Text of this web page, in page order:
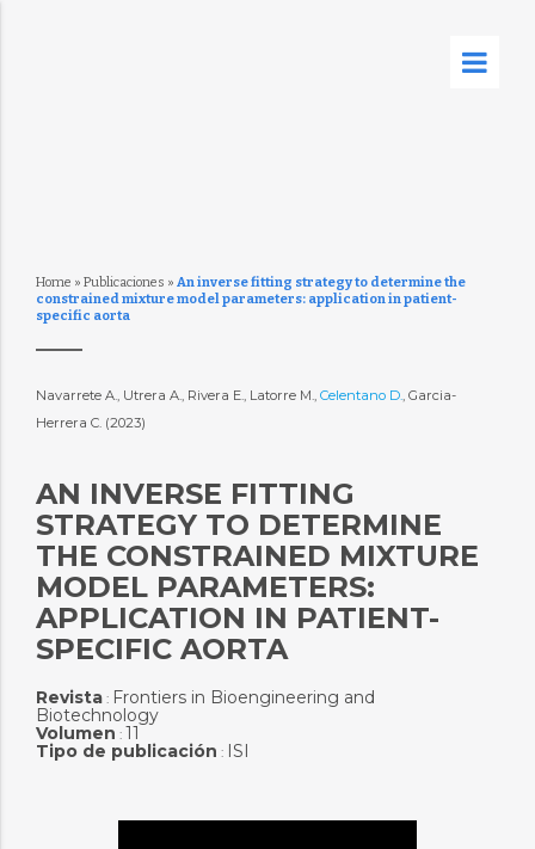
Home » Publicaciones » An inverse fitting strategy to determine the
constrained mixture model parameters: application in patient-
specific aorta
Navarrete A., Utrera A., Rivera E., Latorre M., Celentano D., Garcia-
Herrera C. (2023)
AN INVERSE FITTING
STRATEGY TO DETERMINE
THE CONSTRAINED MIXTURE
MODEL PARAMETERS:
APPLICATION IN PATIENT-
SPECIFIC AORTA
Revista: Frontiers in Bioengineering and
Biotechnology
Volumen : 11
Tipo de publicación : ISI